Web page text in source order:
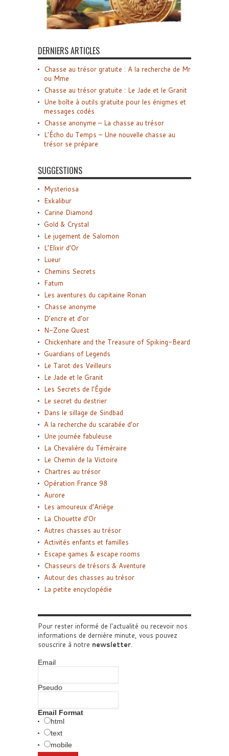
DERNIERS ARTICLES
Chasse au trésor gratuite : A la recherche de Mr
ou Mme
Chasse au trésor gratuite : Le Jade et le Granit
Une boîte à outils gratuite pour les énigmes et
messages codés
Chasse anonyme – La chasse au trésor
L’Écho du Temps – Une nouvelle chasse au
trésor se prépare
SUGGESTIONS
Mysteriosa
Exkalibur
Carine Diamond
Gold & Crystal
Le jugement de Salomon
L’Elixir d’Or
Lueur
Chemins Secrets
Fatum
Les aventures du capitaine Ronan
Chasse anonyme
D’encre et d’or
N-Zone Quest
Chickenhare and the Treasure of Spiking-Beard
Guardians of Legends
Le Tarot des Veilleurs
Le Jade et le Granit
Les Secrets de l’Égide
Le secret du destrier
Dans le sillage de Sindbad
A la recherche du scarabée d’or
Une journée fabuleuse
La Chevalière du Téméraire
Le Chemin de la Victoire
Chartres au trésor
Opération France 98
Aurore
Les amoureux d’Ariège
La Chouette d’Or
Autres chasses au trésor
Activités enfants et familles
Escape games & escape rooms
Chasseurs de trésors & Aventure
Autour des chasses au trésor
La petite encyclopédie
Pour rester informé de l'actualité ou recevoir nos
informations de dernière minute, vous pouvez
souscrire à notre newsletter.
Email
Pseudo
Email Format
html
text
mobile